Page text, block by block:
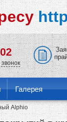
Галерея
Alphio